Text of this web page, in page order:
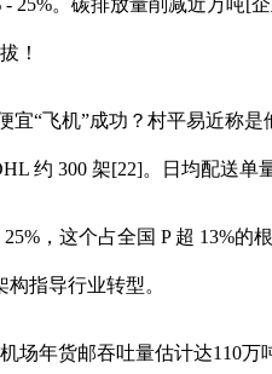
。碳排放量削减近万吨[
！
“飞机”成功？村平易近称
约 300 架[22]。日均配送
，这个占全国 P 超 13%的
指导行业转型。
货邮吞吐量估计达110万